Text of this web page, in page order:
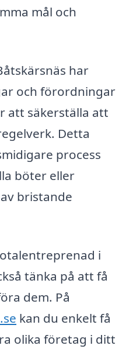
mål och
har
och förordningar
att säkerställa att
Detta
process
böter eller
bristande
i
tänka på att få
dem. På
kan du enkelt få
olika företag i ditt